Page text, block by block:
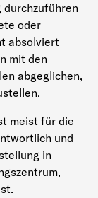
oder
absolviert
mit den
abgeglichen,
meist für die
und
in